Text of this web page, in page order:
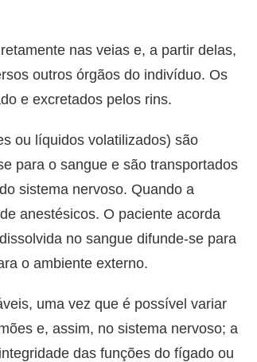
nas veias e, a partir delas,
outros órgãos do indivíduo. Os
e excretados pelos rins.
ou líquidos volatilizados) são
para o sangue e são transportados
sistema nervoso. Quando a
anestésicos. O paciente acorda
no sangue difunde-se para
o ambiente externo.
uma vez que é possível variar
e, assim, no sistema nervoso; a
das funções do fígado ou